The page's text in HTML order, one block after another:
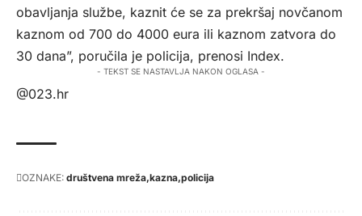
obavljanja službe, kaznit će se za prekršaj novčanom
kaznom od 700 do 4000 eura ili kaznom zatvora do
30 dana”, poručila je policija, prenosi Index.
- TEKST SE NASTAVLJA NAKON OGLASA -
@023.hr
OZNAKE: društvena mreža kazna policija